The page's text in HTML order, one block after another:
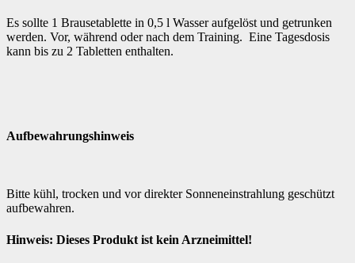
Es sollte 1 Brausetablette in 0,5 l Wasser aufgelöst und getrunken
werden. Vor, während oder nach dem Training. Eine Tagesdosis
kann bis zu 2 Tabletten enthalten.
Aufbewahrungshinweis
Bitte kühl, trocken und vor direkter Sonneneinstrahlung geschützt
aufbewahren.
Hinweis: Dieses Produkt ist kein Arzneimittel!